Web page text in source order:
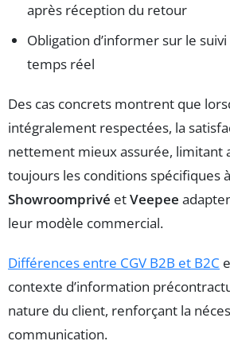
après réception du retour
Obligation d’informer sur le
temps réel
Des cas concrets montrent que
intégralement respectées, la
nettement mieux assurée, limitant
toujours les conditions spécifiques
Showroomprivé etVeepee
leur modèle commercial.
Différences entre CGV B2B et B2C
contexte d’information
nature du client, renforçant la
communication.